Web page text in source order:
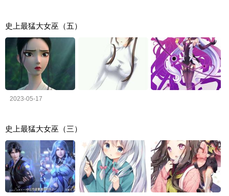
史上最猛大女巫（五）
2023-05-17
史上最猛大女巫（三）